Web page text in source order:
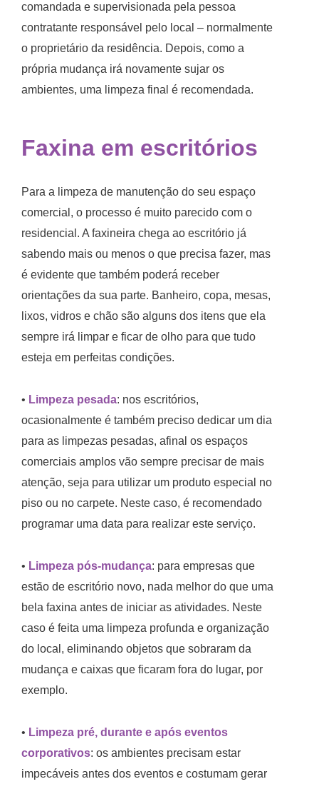
comandada e supervisionada pela pessoa
contratante responsável pelo local – normalmente
o proprietário da residência. Depois, como a
própria mudança irá novamente sujar os
ambientes, uma limpeza final é recomendada.
Faxina em escritórios
Para a limpeza de manutenção do seu espaço
comercial, o processo é muito parecido com o
residencial. A faxineira chega ao escritório já
sabendo mais ou menos o que precisa fazer, mas
é evidente que também poderá receber
orientações da sua parte. Banheiro, copa, mesas,
lixos, vidros e chão são alguns dos itens que ela
sempre irá limpar e ficar de olho para que tudo
esteja em perfeitas condições.
• Limpeza pesada: nos escritórios,
ocasionalmente é também preciso dedicar um dia
para as limpezas pesadas, afinal os espaços
comerciais amplos vão sempre precisar de mais
atenção, seja para utilizar um produto especial no
piso ou no carpete. Neste caso, é recomendado
programar uma data para realizar este serviço.
• Limpeza pós-mudança: para empresas que
estão de escritório novo, nada melhor do que uma
bela faxina antes de iniciar as atividades. Neste
caso é feita uma limpeza profunda e organização
do local, eliminando objetos que sobraram da
mudança e caixas que ficaram fora do lugar, por
exemplo.
• Limpeza pré, durante e após eventos
corporativos: os ambientes precisam estar
impecáveis antes dos eventos e costumam gerar